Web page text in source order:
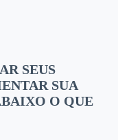
SEUS
SUA
O QUE